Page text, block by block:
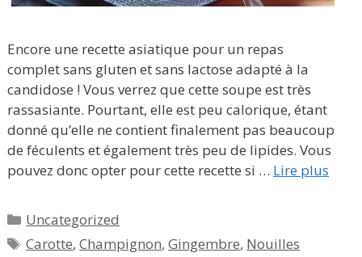
Encore une recette asiatique pour un repas
complet sans gluten et sans lactose adapté à la
candidose ! Vous verrez que cette soupe est très
rassasiante. Pourtant, elle est peu calorique, étant
donné qu’elle ne contient finalement pas beaucoup
de féculents et également très peu de lipides. Vous
pouvez donc opter pour cette recette si … Lire plus
Catégories
Uncategorized
Étiquettes
Carotte,Champignon,Gingembre, Nouilles